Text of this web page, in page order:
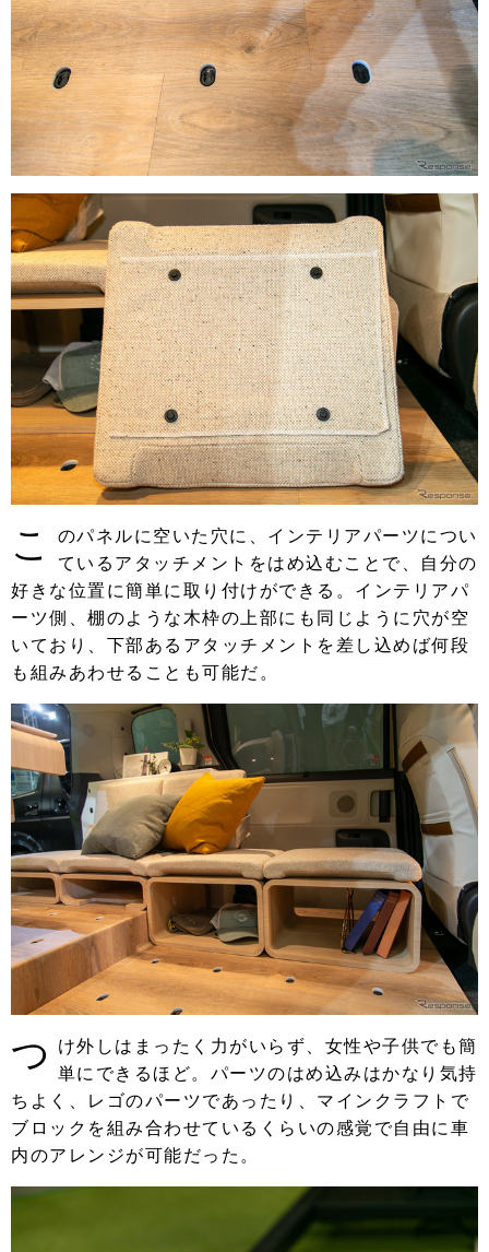
こ
のパネルに空いた穴に、インテリアパーツについ
ているアタッチメントをはめ込むことで、自分の
好きな位置に簡単に取り付けができる。インテリアパ
ーツ側、棚のような木枠の上部にも同じように穴が空
いており、下部あるアタッチメントを差し込めば何段
も組みあわせることも可能だ。
つ
け外しはまったく力がいらず、女性や子供でも簡
単にできるほど。パーツのはめ込みはかなり気持
ちよく、レゴのパーツであったり、マインクラフトで
ブロックを組み合わせているくらいの感覚で自由に車
内のアレンジが可能だった。